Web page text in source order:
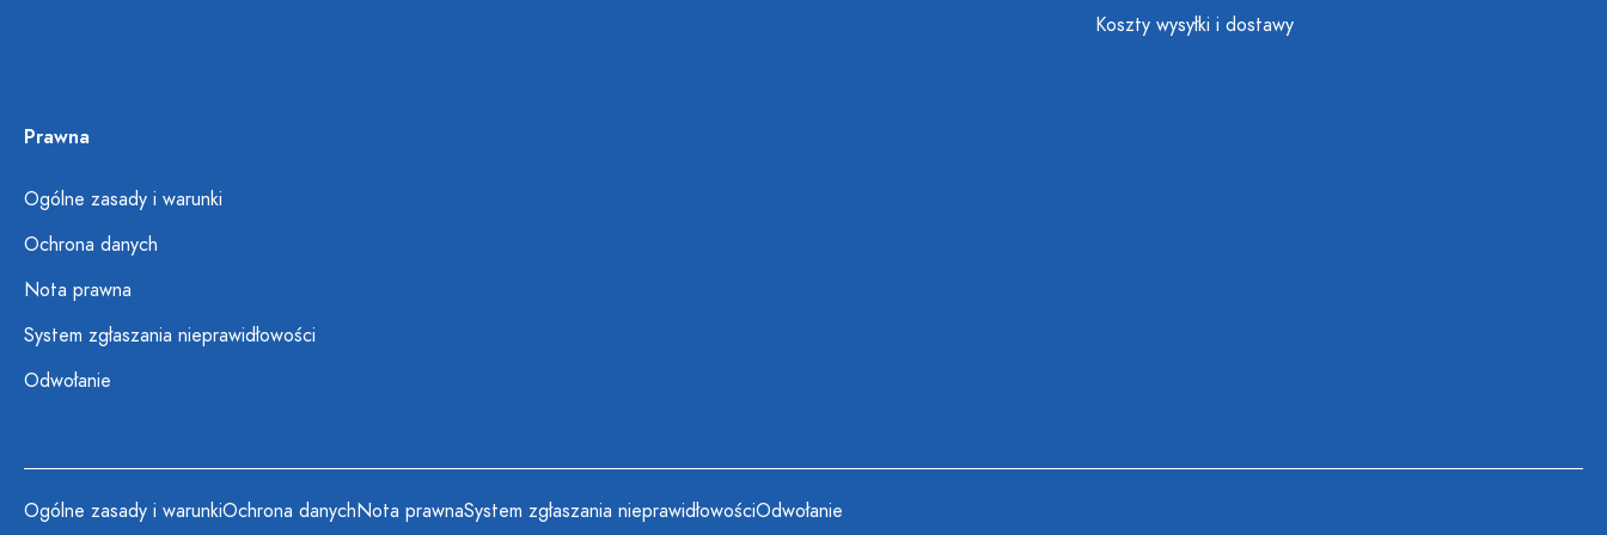
Koszty wysyłki i dostawy
Prawna
Ogólne zasady i warunki
Ochrona danych
Nota prawna
System zgłaszania nieprawidłowości
Odwołanie
Ogólne zasady i warunkiOchrona danychNota prawnaSystem zgłaszania nieprawidłowościOdwołanie